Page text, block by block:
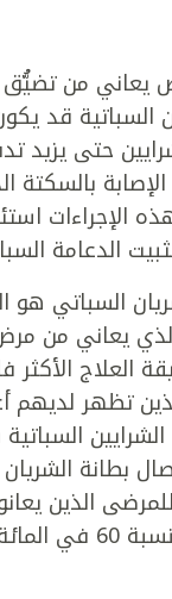
يعاني من
السباتية قد
حتى يزيد
بالسكتة
الإجراءات
الدعامة
السباتي هو
يعاني من
العلاج الأكثر
تظهر لديهم
بطانة
الذين
الشرايين